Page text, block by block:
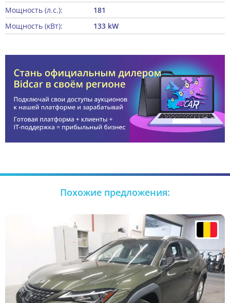
Мощность (л.с.):
181
Мощность (кВт):
133 kW
Похожие предложения: